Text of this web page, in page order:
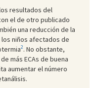
resultados del
el de otro publicado
una reducción de la
niños afectados de
2. No obstante,
más ECAs de buena
aumentar el número